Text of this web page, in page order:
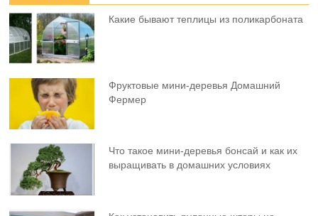
Какие бывают теплицы из поликарбоната
Фруктовыe мини-деревья Домашний
Фермер
Что такое мини-деревья бонсай и как их
выращивать в домашних условиях